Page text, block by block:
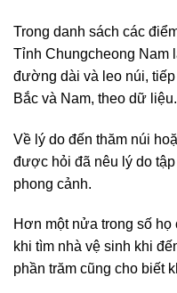
Trong danh sách các
Tỉnh Chungcheong Nam
đường dài và leo núi,
Bắc và Nam, theo dữ liệu.
Về lý do đến thăm núi
được hỏi đã nêu lý do
phong cảnh.
Hơn một nửa trong số họ
khi tìm nhà vệ sinh khi
phần trăm cũng cho biết